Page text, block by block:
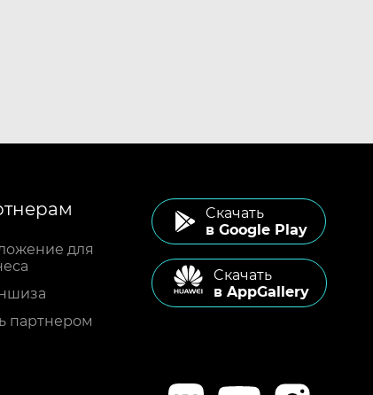
для
партнером
Cкачать
в Google Play
Cкачать
в AppGallery